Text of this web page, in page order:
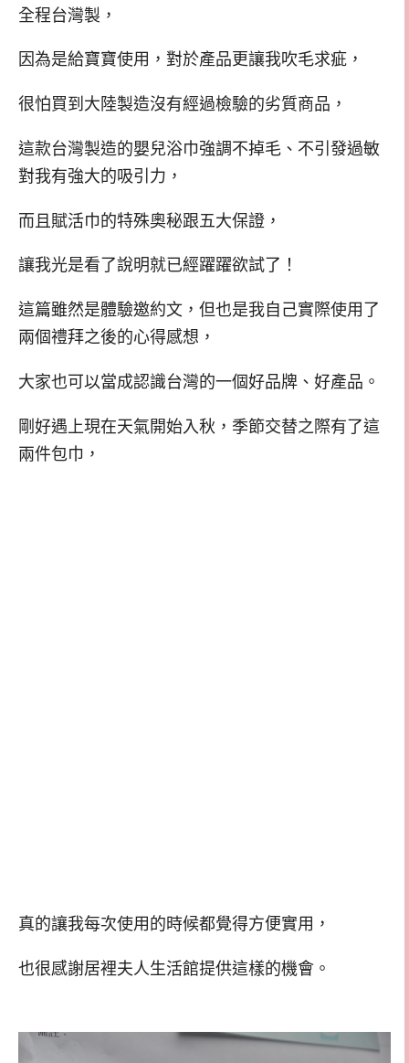
全程台灣製，
因為是給寶寶使用，對於產品更讓我吹毛求疵，
很怕買到大陸製造沒有經過檢驗的劣質商品，
這款台灣製造的嬰兒浴巾強調不掉毛、不引發過敏
對我有強大的吸引力，
而且賦活巾的特殊奧秘跟五大保證，
讓我光是看了說明就已經躍躍欲試了！
這篇雖然是體驗邀約文，但也是我自己實際使用了
兩個禮拜之後的心得感想，
大家也可以當成認識台灣的一個好品牌、好產品。
剛好遇上現在天氣開始入秋，季節交替之際有了這
兩件包巾，
真的讓我每次使用的時候都覺得方便實用，
也很感謝居裡夫人生活館提供這樣的機會。